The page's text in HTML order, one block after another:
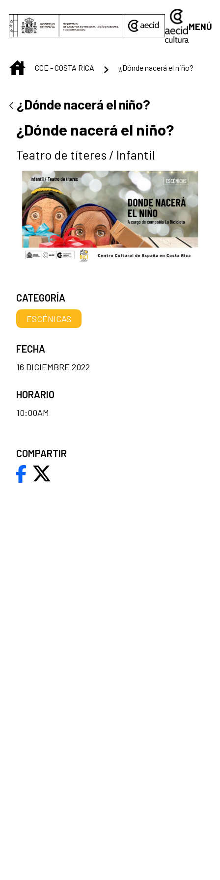
MENÚ
INICIO
CCE - COSTA RICA ¿Dónde nacerá el niño?
¿Dónde nacerá el niño?
¿Dónde nacerá el niño?
Teatro de títeres / Infantil
CATEGORÍA
ESCÉNICAS
FECHA
16 DICIEMBRE 2022
HORARIO
10:00AM
COMPARTIR